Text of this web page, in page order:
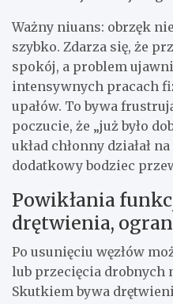
Ważny niuans: obrzęk
szybko. Zdarza się, że
spokój, a problem
intensywnych pracach
upałów. To bywa
poczucie, że „już było
układ chłonny działał
dodatkowy bodziec
Powikłania
drętwienia,
Po usunięciu węzłów
lub przecięcia drobnych
Skutkiem bywa